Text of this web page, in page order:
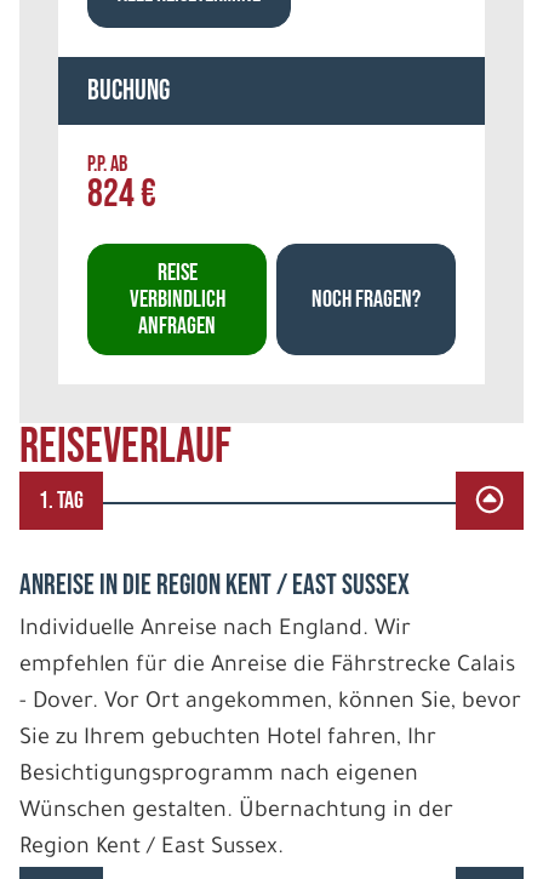
REISEVERLAUF
1. TAG
ANREISE IN DIE REGION KENT / EAST SUSSEX
Individuelle Anreise nach England. Wir
empfehlen für die Anreise die Fährstrecke Calais
- Dover. Vor Ort angekommen, können Sie, bevor
Sie zu Ihrem gebuchten Hotel fahren, Ihr
Besichtigungsprogramm nach eigenen
Wünschen gestalten. Übernachtung in der
Region Kent / East Sussex.
Buchung
P.P. AB
824 €
REISE
VERBINDLICH
ANFRAGEN
NOCH FRAGEN?